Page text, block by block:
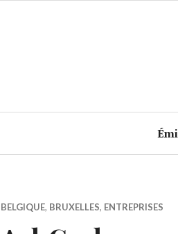
BELGIQUE, BRUXELLES, ENTREPRISES